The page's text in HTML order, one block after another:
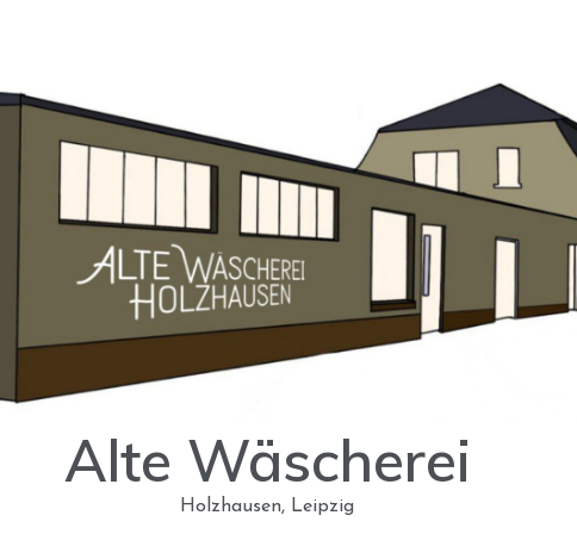
Alte Wäscherei
Holzhausen, Leipzig